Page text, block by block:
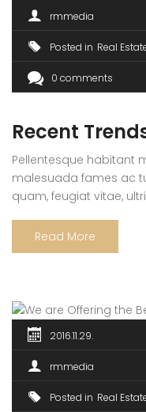
rmmedia
Posted in Real
0 comments
Recent
Pellentesque habitant
malesuada fames ac
quam, feugiat vitae,
ultricies mi vitae est.
Read More
2016.11.29.
rmmedia
Posted in Real